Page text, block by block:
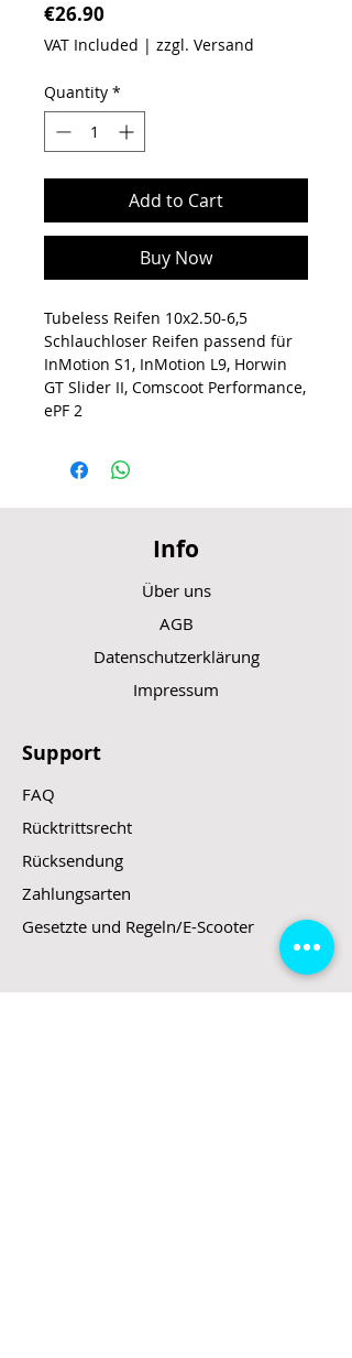
€26.90
VAT Included | zzgl. Versand
Quantity *
Add to Cart
Buy Now
Tubeless Reifen 10x2.50-6,5
Schlauchloser Reifen passend für
InMotion S1, InMotion L9, Horwin
GT Slider II, Comscoot Performance,
ePF 2
Info
Über uns
AGB
Datenschutzerklärung
Impressum
Support
FAQ
Rücktrittsrecht
Rücksendung
Zahlungsarten
Gesetzte und Regeln/E-Scooter
Shop